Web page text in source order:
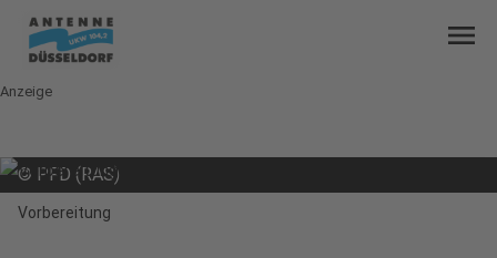
menu
Anzeige
© PFD (RAS)
Vorbereitung